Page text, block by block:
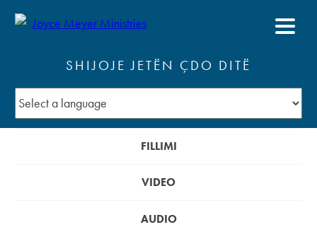
SHIJOJE JETËN ÇDO DITË
FILLIMI
VIDEO
AUDIO